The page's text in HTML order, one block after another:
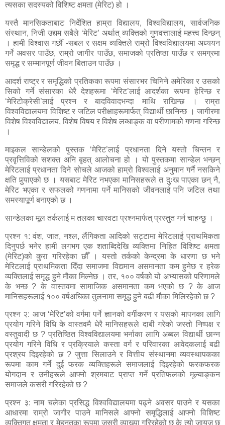
त्यसका सदस्यको विशिष्ट क्षमता (मेरिट) हो ।
यस्तै मानसिकताबाट निर्देशित हाम्रा विद्यालय, विश्वविद्यालय, सार्वजनिक
संस्थान, निजी उद्यम सबैले ‘मेरिट’ अर्थात् व्यक्तिको गुणवत्तालाई महत्त्व दिन्छन्
। हामी विश्वास गर्छौँ -सबल र सक्षम व्यक्तिले राम्रो विश्वविद्यालयमा अध्ययन
गर्ने अवसर पाउँछ, राम्रो जागीर पाउँछ, समाजको प्रतिष्ठा पाउँछ र समग्रमा
समृद्ध र सम्मानपूर्ण जीवन बिताउन पाउँछ ।
आदर्श राष्ट्र र समृद्धिको प्रतिकका रूपमा संसारभर चिनिने अमेरिका र उसको
सिको गर्ने संसारका धेरै देशहरूमा ‘मेरिट’लाई आदर्शका रूपमा हेरिन्छ र
‘मेरिटोक्रेसी’लाई प्रश्न र बादविवादभन्दा माथि राखिन्छ । राम्रा
विश्वविद्यालयमा विशिष्ट र जटिल परीक्षाहरूमार्फत् विद्यार्थी छानिन्छ । जागीरमा
विशेष विश्वविद्यालय, विशेष विषय र विशेष लब्धाङ्क वा परीणामको गणना गरिन्छ
।
माइकल सान्डेलको पुस्तक ‘मेरिट’लाई प्रधानता दिने यस्तो चिन्तन र
प्रवृत्तिविको सशक्त अनि बृहत् आलोचना हो । यो पुस्तकमा सान्डेल भन्छन्
मेरिटलाई प्रधानता दिने सोचले आजको हाम्रो विश्वलाई अनुमान गर्नै नसकिने
क्षति पुर्‍याएको छ । यसबाट मेरिट नभएका मानिसहरूले त दुःख पाएका छन् नै,
मेरिट भएका र सफलको गणनामा पर्ने मानिसको जीवनलाई पनि जटिल तथा
समस्यापूर्ण बनाएको छ ।
सान्डेलका मूल तर्कलाई म तलका चारवटा प्रश्नमार्फत् प्रस्तुत गर्न चाहन्छु ।
प्रश्न १: वंश, जात, नश्ल, लैंगिकता आदिको सट्टामा मेरिटलाई प्राथमिकता
दिनुपर्छ भनेर हामी लगभग एक शताब्दिदेखि व्यक्तिमा निहित विशिष्ट क्षमता
(मेरिट)को कुरा गरिरहेका छौँ । यस्तो तर्कको केन्द्रमा के धारणा छ भने
मेरिटलाई प्राथमिकता दिँदा समाजमा विद्यमान असमानता कम हुनेछ र हरेक
व्यक्तिलाई समृद्ध हुने मौका मिल्नेछ । तर, १०० वर्षको यो अभ्यासको परिणामले
के भन्छ ? के वास्तवमा सामाजिक असमानता कम भएको छ ? के आज
मानिसहरूलाई १०० वर्षअघिका तुलनामा समृद्ध हुने बढी मौका मिलिरहेको छ ?
प्रश्न २: आज ‘मेरिट’को वर्गमा पर्ने ज्ञानको वर्गीकरण र यसको मापनका लागि
प्रयोग गरिने विधि के वास्तवमै धेरै मानिसहरूले दाबी गरेको जस्तो निष्पक्ष र
वस्तुवादी छ ? प्रतिष्ठित विश्वविद्यालयमा भर्नाका लागि अब्बल विद्यार्थी छान्न
प्रयोग गरिने विधि र प्रक्रियाले कस्ता वर्ग र परिवारका आवेदकलाई बढी
प्रश्रय दिइरहेको छ ? जुत्ता सिलाउने र वित्तीय संस्थानमा व्यवस्थापकका
रूपमा काम गर्ने दुई फरक व्यक्तिहरूले समाजलाई दिइरहेको फरकफरक
योगदान र उनीहरूले आफ्नो श्रमबाट प्राप्त गर्ने प्रतिफलको मूल्याङ्कन
समाजले कसरी गरिरहेको छ ?
प्रश्न ३: नाम चलेका प्रसिद्ध विश्वविद्यालयमा पढ्ने अवसर पाउने र यसका
आधारमा राम्रो जागीर पाउने मानिसले आफ्नो समृद्धिलाई आफ्नो विशिष्ट
व्यक्तिगत क्षमता र मेहनतका रूपमा जसरी व्याख्या गरिरहेको छ के त्यो जायज छ